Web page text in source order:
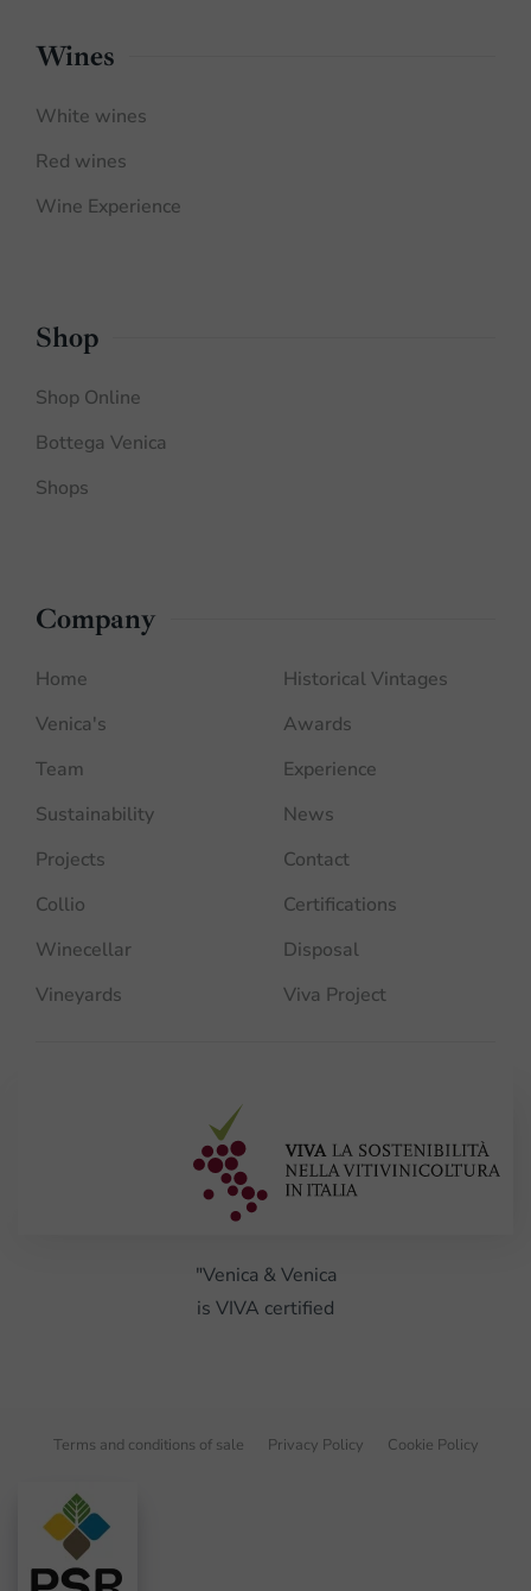
Wines
White wines
Red wines
Wine Experience
Shop
Shop Online
Bottega Venica
Shops
Company
Home
Venica's
Team
Sustainability
Projects
Collio
Winecellar
Vineyards
Historical Vintages
Awards
Experience
News
Contact
Certifications
Disposal
Viva Project
"Venica & Venica
is VIVA certified
Terms and conditions of sale Privacy Policy Cookie Policy